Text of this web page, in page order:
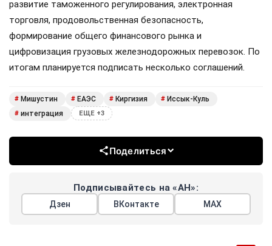
развитие таможенного регулирования, электронная
торговля, продовольственная безопасность,
формирование общего финансового рынка и
цифровизация грузовых железнодорожных перевозок. По
итогам планируется подписать несколько соглашений.
# Мишустин # ЕАЭС # Киргизия # Иссык-Куль
# интеграция ЕЩЕ +3
Поделиться
Подписывайтесь на «АН»:
Дзен ВКонтакте МАХ